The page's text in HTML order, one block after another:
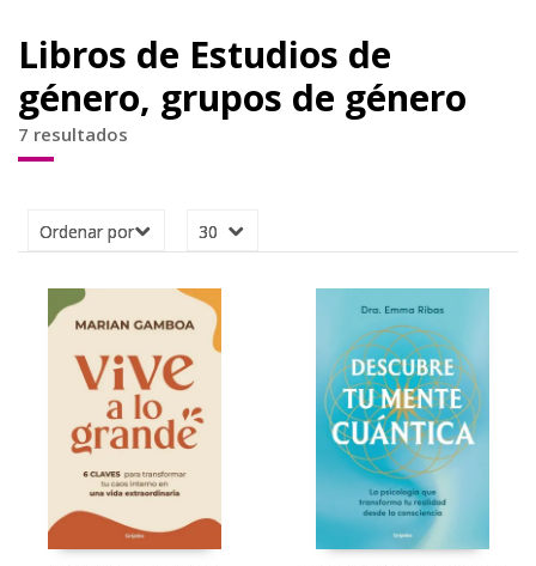
Libros de Estudios de
género, grupos de género
7 resultados